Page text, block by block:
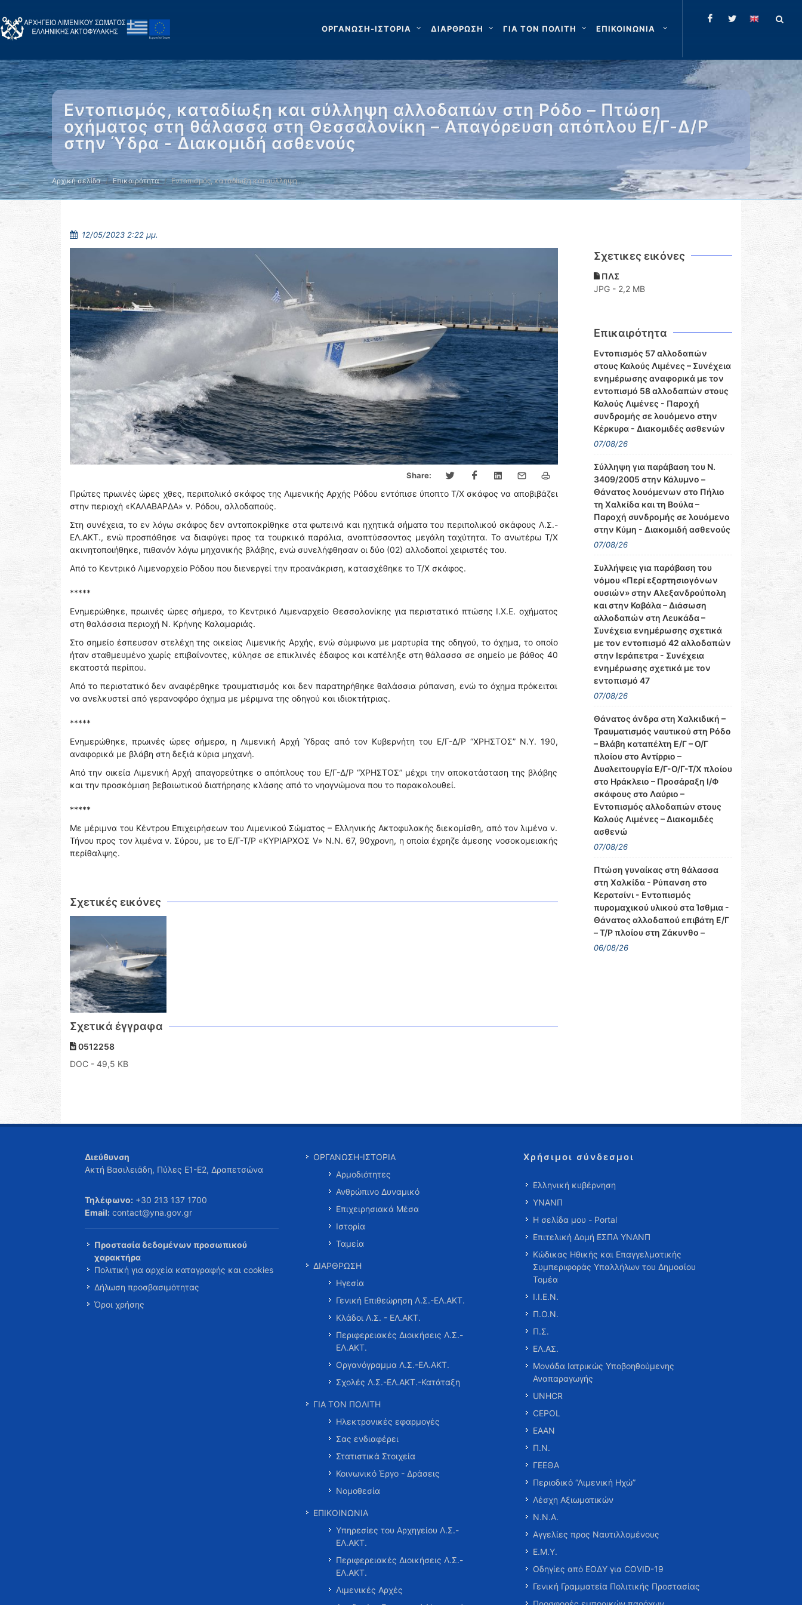
ΟΡΓΑΝΩΣΗ-ΙΣΤΟΡΙΑ ΔΙΑΡΘΡΩΣΗ ΓΙΑ ΤΟΝ ΠΟΛΙΤΗ ΕΠΙΚΟΙΝΩΝΙΑ
Εντοπισμός, καταδίωξη και σύλληψη αλλοδαπών στη Ρόδο – Πτώση
οχήματος στη θάλασσα στη Θεσσαλονίκη – Απαγόρευση απόπλου Ε/Γ-Δ/Ρ
στην Ύδρα - Διακομιδή ασθενούς
Αρχική σελίδα Επικαιρότητα Εντοπισμός, καταδίωξη και σύλληψη …
12/05/2023 2:22 μμ.
Share:
Πρώτες πρωινές ώρες χθες, περιπολικό σκάφος της Λιμενικής Αρχής Ρόδου εντόπισε ύποπτο Τ/Χ σκάφος να αποβιβάζει
στην περιοχή «ΚΑΛΑΒΑΡΔΑ» ν. Ρόδου, αλλοδαπούς.
Στη συνέχεια, το εν λόγω σκάφος δεν ανταποκρίθηκε στα φωτεινά και ηχητικά σήματα του περιπολικού σκάφους Λ.Σ.-
ΕΛ.ΑΚΤ., ενώ προσπάθησε να διαφύγει προς τα τουρκικά παράλια, αναπτύσσοντας μεγάλη ταχύτητα. Το ανωτέρω Τ/Χ
ακινητοποιήθηκε, πιθανόν λόγω μηχανικής βλάβης, ενώ συνελήφθησαν οι δύο (02) αλλοδαποί χειριστές του.
Από το Κεντρικό Λιμεναρχείο Ρόδου που διενεργεί την προανάκριση, κατασχέθηκε το Τ/Χ σκάφος.
*****
Ενημερώθηκε, πρωινές ώρες σήμερα, το Κεντρικό Λιμεναρχείο Θεσσαλονίκης για περιστατικό πτώσης Ι.Χ.Ε. οχήματος
στη θαλάσσια περιοχή Ν. Κρήνης Καλαμαριάς.
Στο σημείο έσπευσαν στελέχη της οικείας Λιμενικής Αρχής, ενώ σύμφωνα με μαρτυρία της οδηγού, το όχημα, το οποίο
ήταν σταθμευμένο χωρίς επιβαίνοντες, κύλησε σε επικλινές έδαφος και κατέληξε στη θάλασσα σε σημείο με βάθος 40
εκατοστά περίπου.
Από το περιστατικό δεν αναφέρθηκε τραυματισμός και δεν παρατηρήθηκε θαλάσσια ρύπανση, ενώ το όχημα πρόκειται
να ανελκυστεί από γερανοφόρο όχημα με μέριμνα της οδηγού και ιδιοκτήτριας.
*****
Ενημερώθηκε, πρωινές ώρες σήμερα, η Λιμενική Αρχή Ύδρας από τον Κυβερνήτη του Ε/Γ-Δ/Ρ “ΧΡΗΣΤΟΣ” Ν.Υ. 190,
αναφορικά με βλάβη στη δεξιά κύρια μηχανή.
Από την οικεία Λιμενική Αρχή απαγορεύτηκε ο απόπλους του Ε/Γ-Δ/Ρ “ΧΡΗΣΤΟΣ” μέχρι την αποκατάσταση της βλάβης
και την προσκόμιση βεβαιωτικού διατήρησης κλάσης από το νηογνώμονα που το παρακολουθεί.
*****
Με μέριμνα του Κέντρου Επιχειρήσεων του Λιμενικού Σώματος – Ελληνικής Ακτοφυλακής διεκομίσθη, από τον λιμένα ν.
Τήνου προς τον λιμένα ν. Σύρου, με το Ε/Γ-Τ/Ρ «ΚΥΡΙΑΡΧΟΣ V» Ν.Ν. 67, 90χρονη, η οποία έχρηζε άμεσης νοσοκομειακής
περίθαλψης.
Σχετικές εικόνες
Σχετικά έγγραφα
0512258
DOC - 49,5 KB
Σχετικες εικόνες
ΠΛΣ
JPG - 2,2 MB
Επικαιρότητα
Εντοπισμός 57 αλλοδαπών
στους Καλούς Λιμένες – Συνέχεια
ενημέρωσης αναφορικά με τον
εντοπισμό 58 αλλοδαπών στους
Καλούς Λιμένες - Παροχή
συνδρομής σε λουόμενο στην
Κέρκυρα - Διακομιδές ασθενών
07/08/26
Σύλληψη για παράβαση του Ν.
3409/2005 στην Κάλυμνο –
Θάνατος λουόμενων στο Πήλιο
τη Χαλκίδα και τη Βούλα –
Παροχή συνδρομής σε λουόμενο
στην Κύμη - Διακομιδή ασθενούς
07/08/26
Συλλήψεις για παράβαση του
νόμου «Περί εξαρτησιογόνων
ουσιών» στην Αλεξανδρούπολη
και στην Καβάλα – Διάσωση
αλλοδαπών στη Λευκάδα –
Συνέχεια ενημέρωσης σχετικά
με τον εντοπισμό 42 αλλοδαπών
στην Ιεράπετρα - Συνέχεια
ενημέρωσης σχετικά με τον
εντοπισμό 47
07/08/26
Θάνατος άνδρα στη Χαλκιδική –
Τραυματισμός ναυτικού στη Ρόδο
– Βλάβη καταπέλτη Ε/Γ – Ο/Γ
πλοίου στο Αντίρριο –
Δυσλειτουργία Ε/Γ-Ο/Γ-Τ/Χ πλοίου
στο Ηράκλειο – Προσάραξη Ι/Φ
σκάφους στο Λαύριο –
Εντοπισμός αλλοδαπών στους
Καλούς Λιμένες – Διακομιδές
ασθενώ
07/08/26
Πτώση γυναίκας στη θάλασσα
στη Χαλκίδα - Ρύπανση στο
Κερατσίνι - Εντοπισμός
πυρομαχικού υλικού στα Ίσθμια -
Θάνατος αλλοδαπού επιβάτη Ε/Γ
– Τ/Ρ πλοίου στη Ζάκυνθο –
06/08/26
Διεύθυνση
Ακτή Βασιλειάδη, Πύλες Ε1-Ε2, Δραπετσώνα
Τηλέφωνο: +30 213 137 1700
Email: contact@yna.gov.gr
Προστασία δεδομένων προσωπικού
χαρακτήρα
Πολιτική για αρχεία καταγραφής και cookies
Δήλωση προσβασιμότητας
Όροι χρήσης
ΟΡΓΑΝΩΣΗ-ΙΣΤΟΡΙΑ
Αρμοδιότητες
Ανθρώπινο Δυναμικό
Επιχειρησιακά Μέσα
Ιστορία
Ταμεία
ΔΙΑΡΘΡΩΣΗ
Ηγεσία
Γενική Επιθεώρηση Λ.Σ.-ΕΛ.ΑΚΤ.
Κλάδοι Λ.Σ. - ΕΛ.ΑΚΤ.
Περιφερειακές Διοικήσεις Λ.Σ.-
ΕΛ.ΑΚΤ.
Οργανόγραμμα Λ.Σ.-ΕΛ.ΑΚΤ.
Σχολές Λ.Σ.-ΕΛ.ΑΚΤ.-Κατάταξη
ΓΙΑ ΤΟΝ ΠΟΛΙΤΗ
Ηλεκτρονικές εφαρμογές
Σας ενδιαφέρει
Στατιστικά Στοιχεία
Κοινωνικό Έργο - Δράσεις
Νομοθεσία
ΕΠΙΚΟΙΝΩΝΙΑ
Υπηρεσίες του Αρχηγείου Λ.Σ.-
ΕΛ.ΑΚΤ.
Περιφερειακές Διοικήσεις Λ.Σ.-
ΕΛ.ΑΚΤ.
Λιμενικές Αρχές
Χρήσιμοι σύνδεσμοι
Ελληνική κυβέρνηση
ΥΝΑΝΠ
Η σελίδα μου - Portal
Επιτελική Δομή ΕΣΠΑ ΥΝΑΝΠ
Κώδικας Ηθικής και Επαγγελματικής
Συμπεριφοράς Υπαλλήλων του Δημοσίου
Τομέα
Ι.Ι.Ε.Ν.
Π.Ο.Ν.
Π.Σ.
ΕΛ.ΑΣ.
Μονάδα Ιατρικώς Υποβοηθούμενης
Αναπαραγωγής
UNHCR
CEPOL
ΕΑΑΝ
Π.Ν.
ΓΕΕΘΑ
Περιοδικό “Λιμενική Ηχώ”
Λέσχη Αξιωματικών
Ν.Ν.Α.
Αγγελίες προς Ναυτιλλομένους
Ε.Μ.Υ.
Οδηγίες από ΕΟΔΥ για COVID-19
Γενική Γραμματεία Πολιτικής Προστασίας